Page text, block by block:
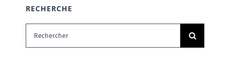
RECHERCHE
Rechercher: